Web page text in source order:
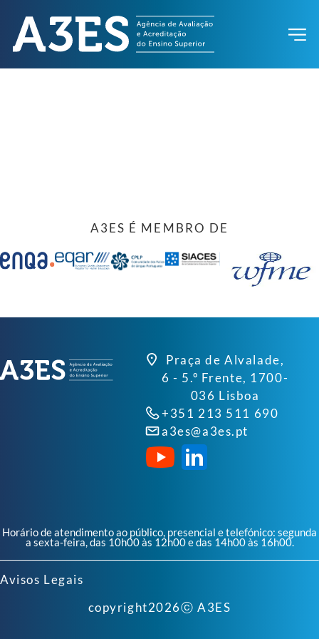
A3ES É MEMBRO DE
Praça de Alvalade,
6 - 5.º Frente, 1700-
036 Lisboa
+351 213 511 690
a3es@a3es.pt
Horário de atendimento ao público, presencial e telefónico: segunda
a sexta-feira, das 10h00 às 12h00 e das 14h00 às 16h00.
Avisos Legais
copyright2026ⓒ A3ES